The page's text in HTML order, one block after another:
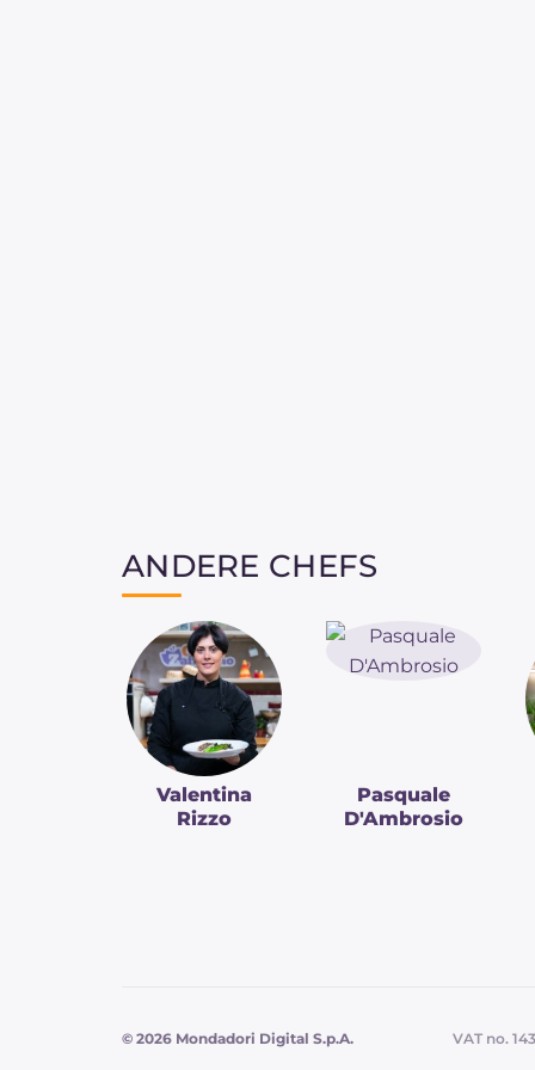
ANDERE CHEFS
Valentina
Rizzo
Pasquale
D'Ambrosio
© 2026 Mondadori Digital S.p.A. VAT no.